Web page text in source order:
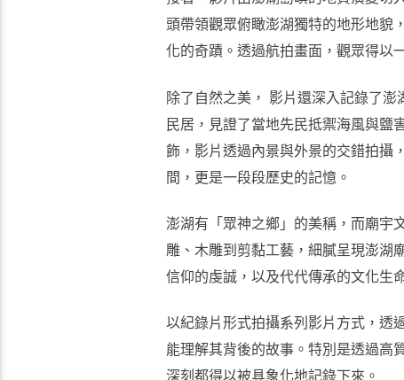
頭帶領觀眾俯瞰澎湖獨特的地形地貌
化的奇蹟。透過航拍畫面，觀眾得以
除了自然之美， 影片還深入記錄了
民居，見證了當地先民抵禦海風與鹽
飾，影片透過內景與外景的交錯拍攝
間，更是一段段歷史的記憶。
澎湖有「眾神之鄉」的美稱，而廟宇
雕、木雕到剪黏工藝，細膩呈現澎湖
信仰的虔誠，以及代代傳承的文化生
以紀錄片形式拍攝系列影片方式，透
能理解其背後的故事。特別是透過高
深刻都得以被具象化地記錄下來。